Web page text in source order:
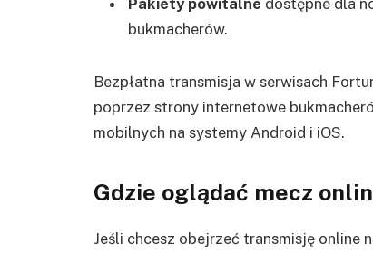
Pakiety powitalne dostępne dla
bukmacherów.
Bezpłatna transmisja w serwisach
poprzez strony internetowe
mobilnych na systemy Android i iOS.
Gdzie oglądać mecz
Jeśli chcesz obejrzeć transmisję online